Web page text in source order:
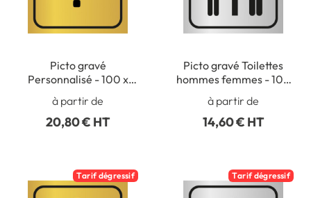
Picto gravé
Personnalisé - 100 x
100 mm - 100 x 100 mm
- Gamme Métal
à partir de
20,80 € HT
Picto gravé Toilettes
hommes femmes - 100
x 100 mm - Gamme
Métal
à partir de
14,60 € HT
Tarif dégressif Tarif dégressif